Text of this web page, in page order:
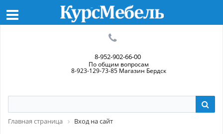
8-952-902-66-00
По общим вопросам
8-923-129-73-85 Магазин Бердск
Главная страница Вход на сайт